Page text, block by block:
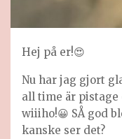
Hej på er!😍
Nu har jag gjort
all time är pistage
wiiiho!😀 SÅ god
kanske ser det?